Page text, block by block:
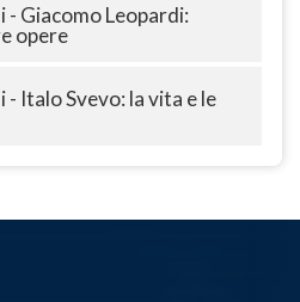
- Giacomo Leopardi:
opere
- Italo Svevo: la vita e le